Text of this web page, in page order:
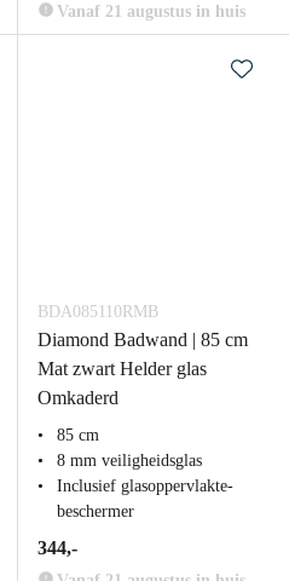
Vanaf 21 augustus in huis
BDA085110RMB
Diamond Badwand | 85 cm
Mat zwart Helder glas
Omkaderd
85 cm
8 mm veiligheidsglas
Inclusief glasoppervlakte-
beschermer
344,-